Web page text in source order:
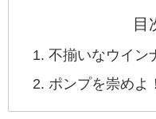
目
不揃いなウイン
ポンプを崇めよ